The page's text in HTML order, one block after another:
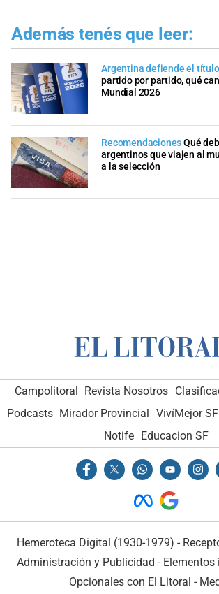
Además tenés que leer:
Argentina defiende el título
partido por partido, qué
Mundial 2026
RecomendacionesQué
argentinos que viajen al
a la selección
Campolitoral Revista Nosotros
Podcasts Mirador Provincial VivíMejor SF
Notife Educacion SF
Hemeroteca Digital (1930-1979) -
Administración y Publicidad -
Opcionales con El Litoral -